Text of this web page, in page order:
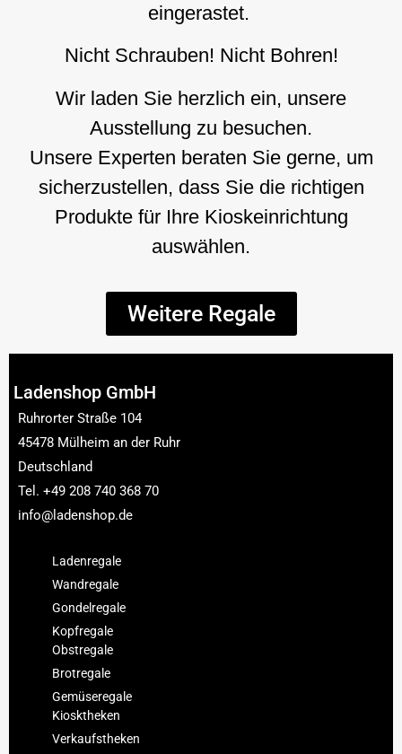
eingerastet.
Nicht Schrauben! Nicht Bohren!
Wir laden Sie herzlich ein, unsere
Ausstellung zu besuchen.
Unsere Experten beraten Sie gerne, um
sicherzustellen, dass Sie die richtigen
Produkte für Ihre Kioskeinrichtung
auswählen.
Weitere Regale
Ladenshop GmbH​
Ruhrorter Straße 104
45478 Mülheim an der Ruhr
Deutschland
Tel. +49 208 740 368 70
info@ladenshop.de
Ladenregale
Wandregale
Gondelregale
Kopfregale
Obstregale
Brotregale
Gemüseregale
Kiosktheken
Verkaufstheken